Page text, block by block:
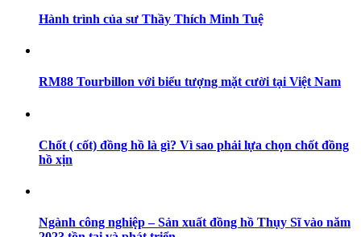
Hành trình của sư Thầy Thích Minh Tuệ
RM88 Tourbillon với biểu tượng mặt cười tại Việt Nam
Chốt ( cốt) đồng hồ là gì? Vì sao phải lựa chọn chốt đồng
hồ xịn
Ngành công nghiệp – Sản xuất đồng hồ Thụy Sĩ vào năm